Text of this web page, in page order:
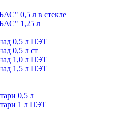
0,5 л в стекле
1,25 л
0,5 л ПЭТ
0,5 л ст
1,0 л ПЭТ
1,5 л ПЭТ
0,5 л
1 л ПЭТ